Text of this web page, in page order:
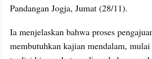
Pandangan Jogja, Jumat (28/11).
Ia menjelaskan bahwa proses
membutuhkan kajian mendalam,